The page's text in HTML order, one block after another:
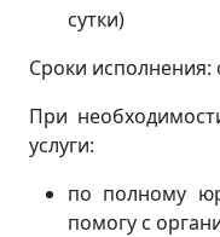
сутки)
Сроки исполнения:
При
услуги:
по полному
помогу с